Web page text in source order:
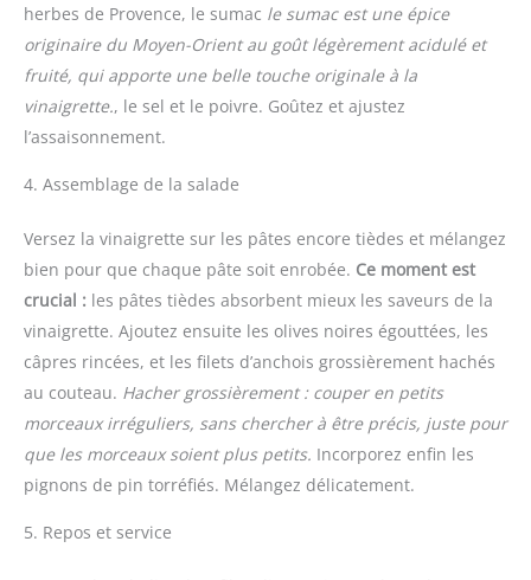
herbes de Provence, le sumac le sumac est une épice
originaire du Moyen-Orient au goût légèrement acidulé et
fruité, qui apporte une belle touche originale à la
vinaigrette., le sel et le poivre. Goûtez et ajustez
l’assaisonnement.
4. Assemblage de la salade
Versez la vinaigrette sur les pâtes encore tièdes et mélangez
bien pour que chaque pâte soit enrobée. Ce moment est
crucial : les pâtes tièdes absorbent mieux les saveurs de la
vinaigrette. Ajoutez ensuite les olives noires égouttées, les
câpres rincées, et les filets d’anchois grossièrement hachés
au couteau. Hacher grossièrement : couper en petits
morceaux irréguliers, sans chercher à être précis, juste pour
que les morceaux soient plus petits. Incorporez enfin les
pignons de pin torréfiés. Mélangez délicatement.
5. Repos et service